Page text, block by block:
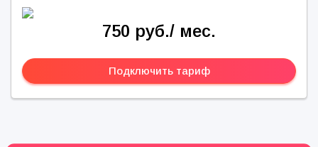
750 руб./ мес.
Подключить тариф